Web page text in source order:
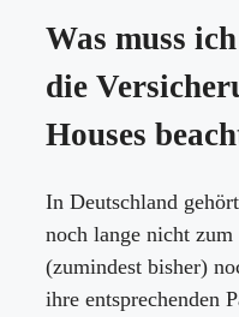
Was muss
die
Houses
In Deutschland
noch lange nicht
(zumindest bisher)
ihre entsprechenden